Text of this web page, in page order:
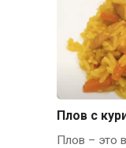
Плов с
Плов – это